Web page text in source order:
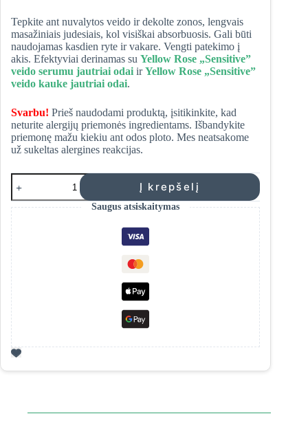
Tepkite ant nuvalytos veido ir dekolte zonos, lengvais
masažiniais judesiais, kol visiškai absorbuosis. Gali būti
naudojamas kasdien ryte ir vakare. Vengti patekimo į
akis. Efektyviai derinamas su Yellow Rose „Sensitive”
veido serumu jautriai odai irYellow Rose „Sensitive”
veido kauke jautriai odai.
Svarbu! Prieš naudodami produktą, įsitikinkite, kad
neturite alergijų priemonės ingredientams. Išbandykite
priemonę mažu kiekiu ant odos ploto. Mes neatsakome
už sukeltas alergines reakcijas.
produkto
kiekis:
Yellow
Rose
"Sensitive"
veido
kremas
jautriai
odai
Į krepšelį
Saugus atsiskaitymas